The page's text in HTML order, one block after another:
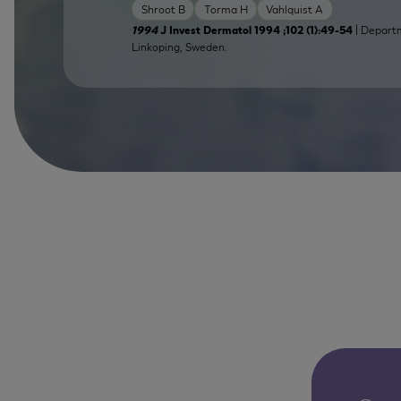
Shroot B
Torma H Vahlquist A
1994J Invest Dermatol 1994 ;102 (1):49-54 |
Linkoping, Sweden.